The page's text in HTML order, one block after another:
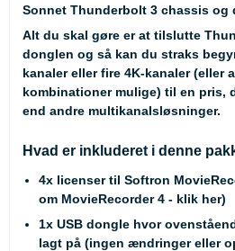
Sonnet Thunderbolt 3 chassis og
Alt du skal gøre er at tilslutte
donglen og så kan du straks
kanaler eller fire 4K-kanaler (eller
kombinationer mulige) til en pris,
end andre multikanalsløsninger.
Hvad er inkluderet i denne
4x licenser til Softron
om MovieRecorder 4 - klik her)
1x USB dongle hvor
lagt på (ingen ændringer eller